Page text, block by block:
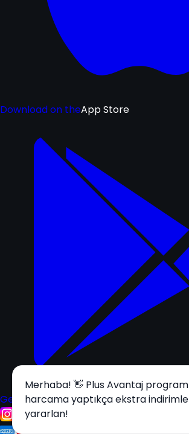
Download on theApp Store
Get it onGoogle Play
Merhaba! 👋 Plus Avantaj
harcama yaptıkça ekstra
yararlan!